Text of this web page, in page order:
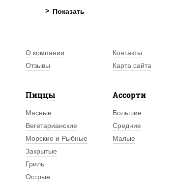
О компании Контакты
Отзывы
Карта сайта
Пиццы
Мясные
Вегетарианские
Морские и Рыбные
Закрытые
Гриль
Острые
Ассорти
Большие
Средние
Малые